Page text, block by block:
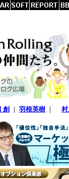
創 ｜ 羽根英樹 ｜